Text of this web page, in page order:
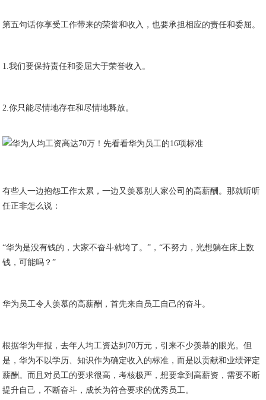
第五句话你享受工作带来的荣誉和收入，也要承担相应的责任和委屈。
1.我们要保持责任和委屈大于荣誉收入。
2.你只能尽情地存在和尽情地释放。
有些人一边抱怨工作太累，一边又羡慕别人家公司的高薪酬。那就听听
任正非怎么说：
“华为是没有钱的，大家不奋斗就垮了。”，“不努力，光想躺在床上数
钱，可能吗？”
华为员工令人羡慕的高薪酬，首先来自员工自己的奋斗。
根据华为年报，去年人均工资达到70万元，引来不少羡慕的眼光。但
是，华为不以学历、知识作为确定收入的标准，而是以贡献和业绩评定
薪酬。而且对员工的要求很高，考核极严，想要拿到高薪资，需要不断
提升自己，不断奋斗，成长为符合要求的优秀员工。